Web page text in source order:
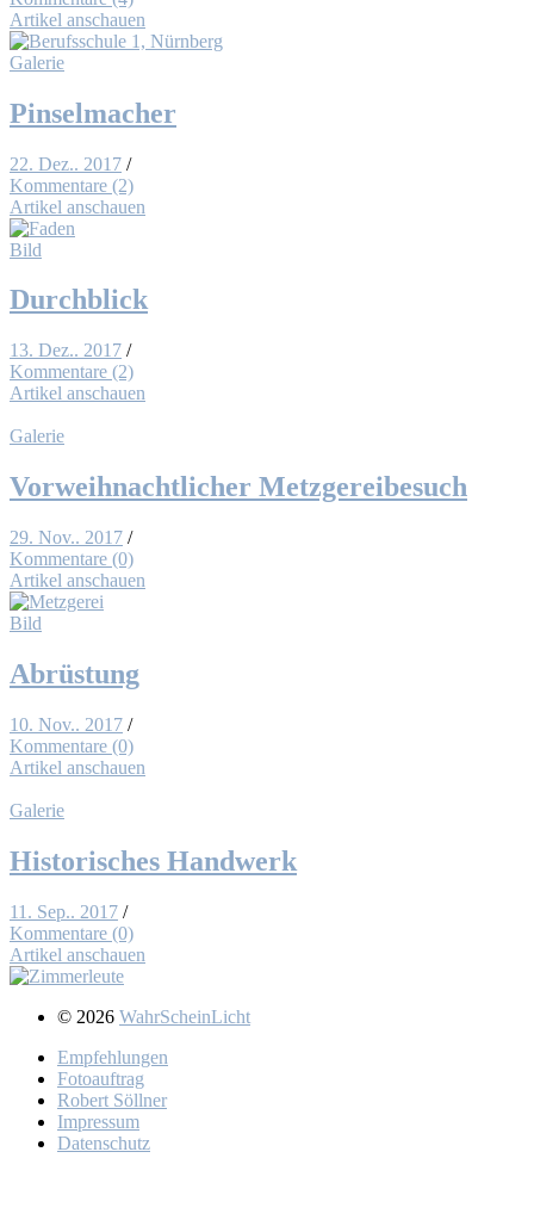
Artikel anschauen
Galerie
Pin­sel­ma­cher
22. Dez.. 2017 /
Kommentare (2)
Artikel anschauen
Bild
Durch­blick
13. Dez.. 2017 /
Kommentare (2)
Artikel anschauen
Galerie
Vor­weih­nacht­li­cher Metz­ge­rei­be­such
29. Nov.. 2017 /
Kommentare (0)
Artikel anschauen
Bild
Ab­rüs­tung
10. Nov.. 2017 /
Kommentare (0)
Artikel anschauen
Galerie
His­to­ri­sches Hand­werk
11. Sep.. 2017 /
Kommentare (0)
Artikel anschauen
© 2026 WahrScheinLicht
Emp­feh­lun­gen
Fo­to­auf­trag
Ro­bert Söll­ner
Im­pres­sum
Da­ten­schutz